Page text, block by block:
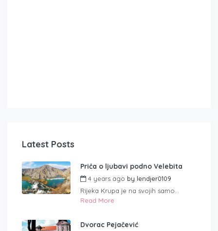
Latest Posts
Priča o ljubavi podno Velebita
4 years ago by lendjer0109
Rijeka Krupa je na svojih samo...
Read More
Dvorac Pejačević